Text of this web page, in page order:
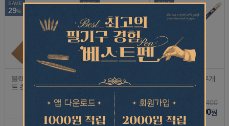
SAVE
29%
블랙윙 연필 포레스
트 초이스 더즌 (1타
6,500
SAVE
파버카스텔 지우개
연필 9000 1다스/12
24,000
19,200
SAVE
파버카스텔 지우개
연필 골드파버 1다
8,400
6,700원